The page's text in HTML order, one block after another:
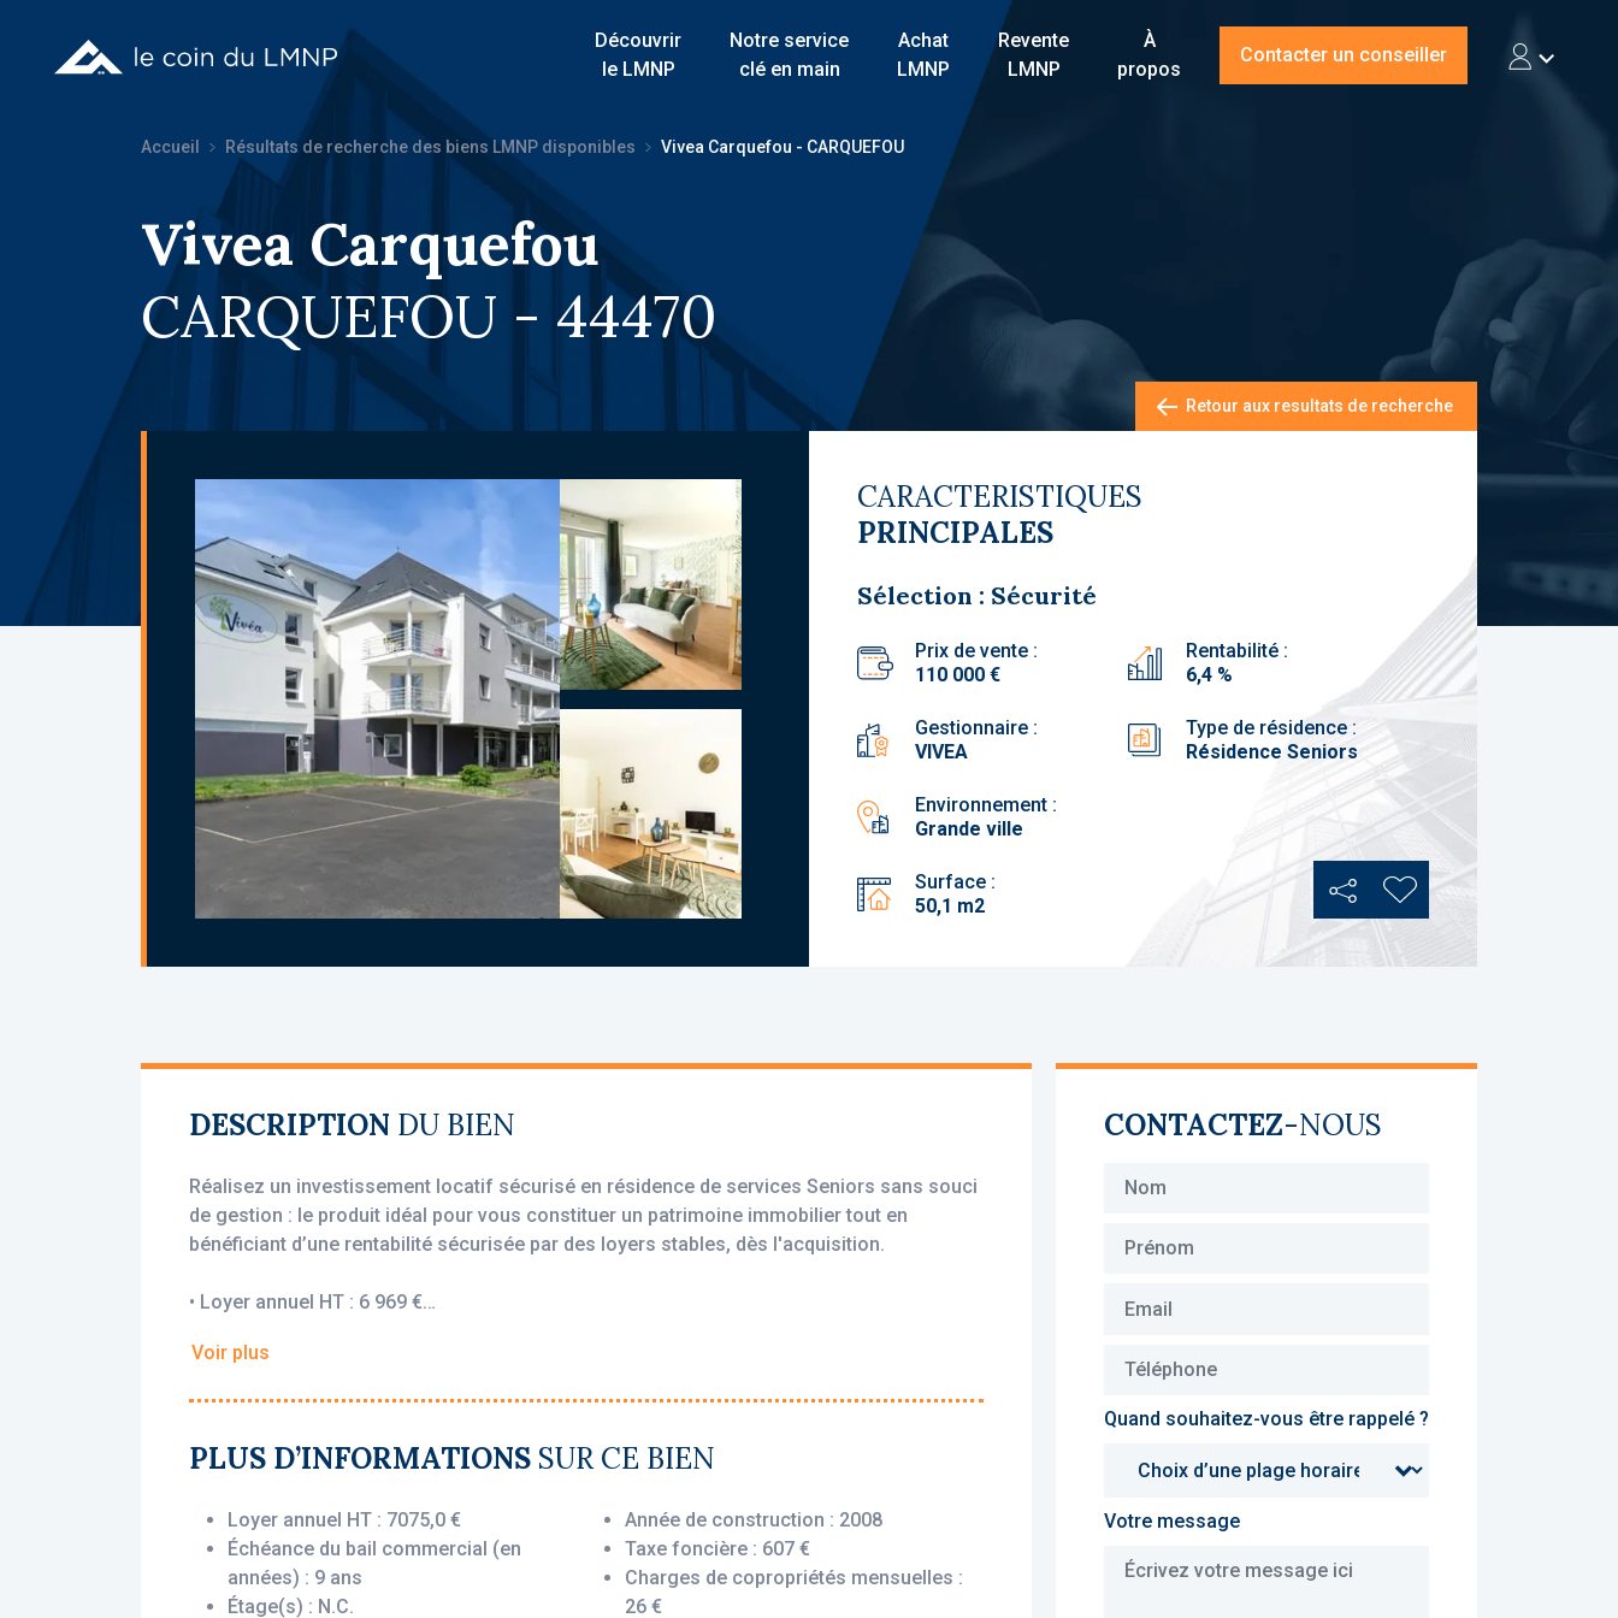
Découvrir
le LMNP
Notre service
clé en main
Achat
LMNP
Revente
LMNP
À
propos
Contacter un conseiller
Accueil Résultats de recherche des biens LMNP disponibles Vivea Carquefou - CARQUEFOU
Vivea Carquefou
CARQUEFOU - 44470
Retour aux resultats de recherche
CARACTERISTIQUES
PRINCIPALES
Sélection : Sécurité
Prix de vente :
110 000 €
Gestionnaire :
VIVEA
Environnement :
Grande ville
Surface :
50,1 m2
Rentabilité :
6,4 %
Type de résidence :
Résidence Seniors
PartagerAjouter aux favoris
DESCRIPTION DU BIEN
Réalisez un investissement locatif sécurisé en résidence de services Seniors sans souci
de gestion : le produit idéal pour vous constituer un patrimoine immobilier tout en
bénéficiant d’une rentabilité sécurisée par des loyers stables, dès l'acquisition.
• Loyer annuel HT : 6 969 €
• Gestionnaire : Vivéa
sur vos revenus locatifs. Le bien est exploité par un gestionnaire professionnel (Vivéa),
engagé par un bail commercial, vous assurant le versement des loyers dès l’acquisition,
Description du bien :
Cet appartement T3 situé au rez-de-chaussée offre une disposition optimisée et
Voir plus
PLUS D’INFORMATIONS SUR CE BIEN
Loyer annuel HT : 7075,0 €
Échéance du bail commercial (en
années) : 9 ans
Étage(s) : N.C.
Année de construction : 2008
Taxe foncière : 607 €
Charges de copropriétés mensuelles :
26 €
CONTACTEZ-NOUS
Quand souhaitez-vous être rappelé ?
Votre message